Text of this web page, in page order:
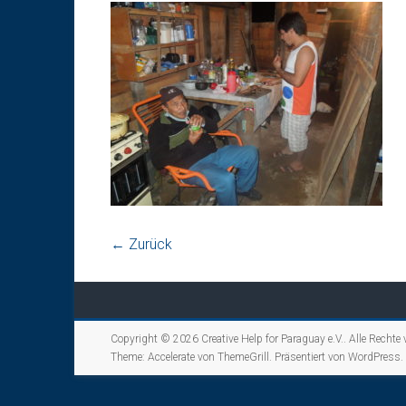
← Zurück
Copyright © 2026 Creative Help for Paraguay e.V.. Alle Rechte
Theme: Accelerate von ThemeGrill. Präsentiert von WordPress.